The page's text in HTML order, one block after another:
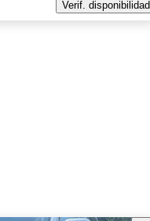
Verif. disponibilidad